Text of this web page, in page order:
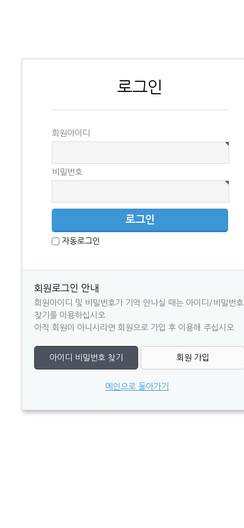
로그인
회원아이디
비밀번호
자동로그인
회원로그인 안내
회원아이디 및 비밀번호가 기억 안나실 때는 아이디/비밀번호
찾기를 이용하십시오.
아직 회원이 아니시라면 회원으로 가입 후 이용해 주십시오.
아이디 비밀번호 찾기 회원 가입
메인으로 돌아가기